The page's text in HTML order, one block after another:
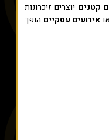
קטנים יוצרים זיכרונות
אירועים עסקיים הופך